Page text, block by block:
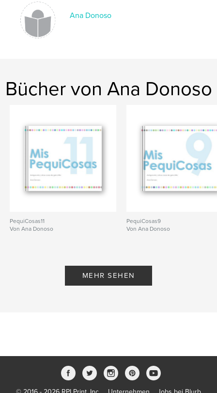
niño ,
Ana Donoso
Bücher von Ana Donoso
PequiCosas11
Von Ana Donoso
PequiCosas9
Von Ana Donoso
MEHR SEHEN